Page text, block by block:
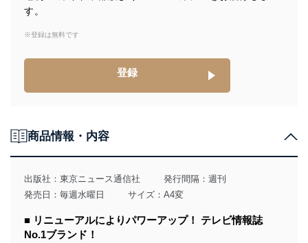
得・利用・提供を行います。また、当社が保有している
供・開示は行いません。当社においてはこれらの取り組
みを確実にするため、従業者等の教育を徹底してまいり
その他の規範を遵守します。また、当社の管理の仕組み
に、これらの法令及びその他の規範を常に適合させま
す。
当社は、個人情報の正確性及び安全性を確保するため
す。
※登録は無料です
登録
商品情報・内容
出版社： 東京ニュース通信社
発行間隔：週刊
発売日：毎週水曜日
サイズ：A4変
■ リニューアルによりパワーアップ！ テレビ情報誌
No.1ブランド！